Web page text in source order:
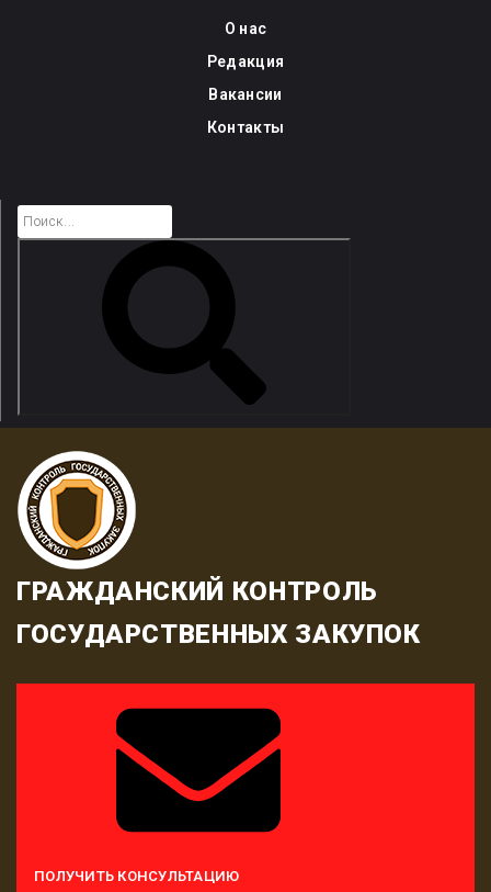
О нас
Редакция
Вакансии
Контакты
ГРАЖДАНСКИЙ КОНТРОЛЬ
ГОСУДАРСТВЕННЫХ ЗАКУПОК
ПОЛУЧИТЬ КОНСУЛЬТАЦИЮ